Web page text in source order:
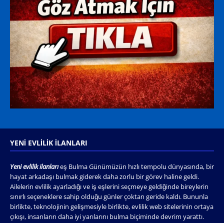
YENI EVLILIK İLANLARI
Yeni evlilik ilanlarıeş Bulma Günümüzün hızlı tempolu dünyasında, bir
hayat arkadaşı bulmak giderek daha zorlu bir görev haline geldi.
Ailelerin evlilik ayarladığı ve iş eşlerini seçmeye geldiğinde bireylerin
sınırlı seçeneklere sahip olduğu günler çoktan geride kaldı. Bununla
birlikte, teknolojinin gelişmesiyle birlikte, evlilik web sitelerinin ortaya
çıkışı, insanların daha iyi yarılarını bulma biçiminde devrim yarattı.